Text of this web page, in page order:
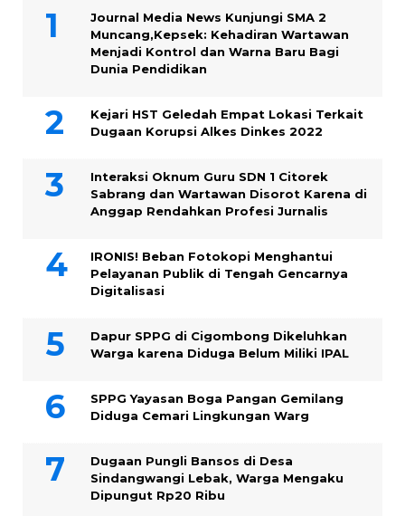
Journal Media News Kunjungi SMA 2
Muncang,Kepsek: Kehadiran Wartawan
Menjadi Kontrol dan Warna Baru Bagi
Dunia Pendidikan
Kejari HST Geledah Empat Lokasi Terkait
Dugaan Korupsi Alkes Dinkes 2022
Interaksi Oknum Guru SDN 1 Citorek
Sabrang dan Wartawan Disorot Karena di
Anggap Rendahkan Profesi Jurnalis
IRONIS! Beban Fotokopi Menghantui
Pelayanan Publik di Tengah Gencarnya
Digitalisasi
Dapur SPPG di Cigombong Dikeluhkan
Warga karena Diduga Belum Miliki IPAL
SPPG Yayasan Boga Pangan Gemilang
Diduga Cemari Lingkungan Warg
Dugaan Pungli Bansos di Desa
Sindangwangi Lebak, Warga Mengaku
Dipungut Rp20 Ribu